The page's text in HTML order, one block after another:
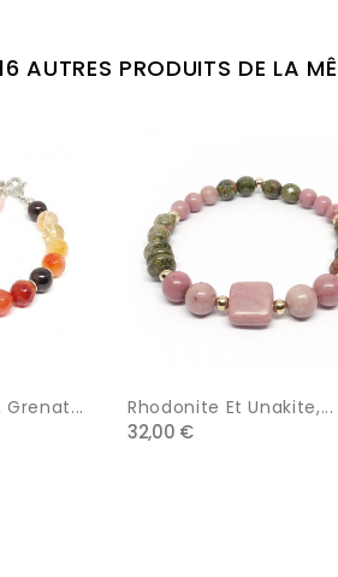
AUTRES PRODUITS DE LA
Rhodonite Et Unakite,...
32,00 €